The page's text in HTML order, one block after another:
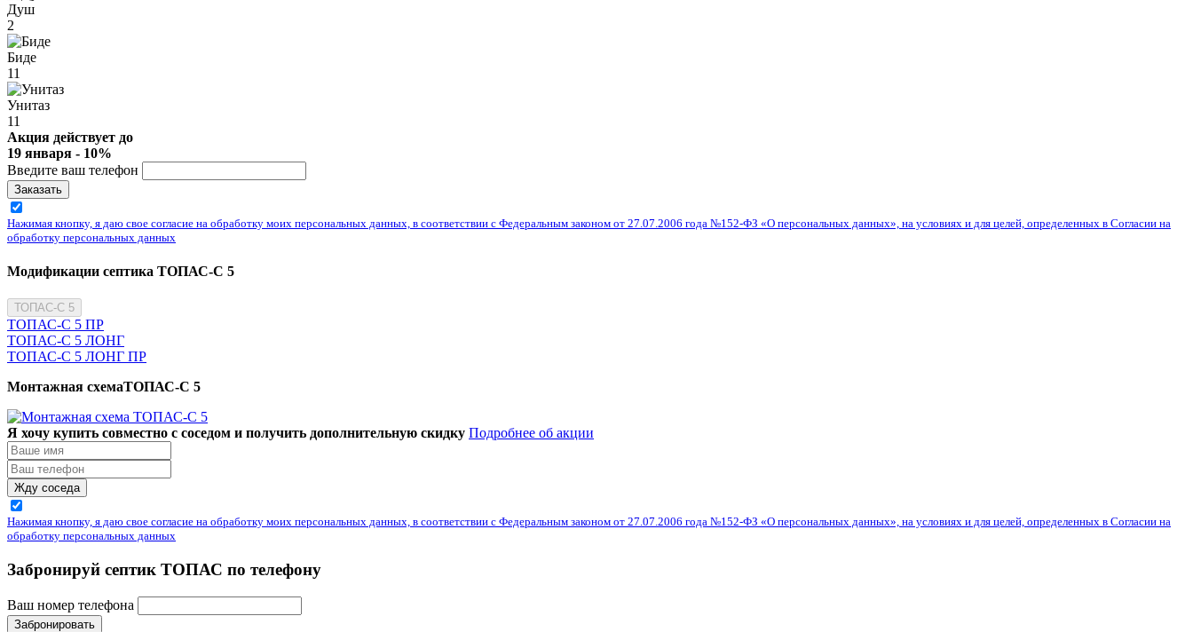
Душ
2
Биде
11
Унитаз
11
Акция действует до
19 января - 10%
Введите ваш телефон
Заказать
Нажимая кнопку, я даю свое согласие на обработку моих персональных данных, в соответствии с Федеральным законом от 27.07.2006 года №152-ФЗ «О персональных данных», на условиях и для целей, определенных в Согласии на
обработку персональных данных
Модификации септика ТОПАС-С 5
ТОПАС-С 5
ТОПАС-С 5 ПР
ТОПАС-С 5 ЛОНГ
ТОПАС-С 5 ЛОНГ ПР
Монтажная схемаТОПАС-С 5
Я хочу купить совместно с соседом и получить дополнительную скидку Подробнее об акции
Жду соседа
Нажимая кнопку, я даю свое согласие на обработку моих персональных данных, в соответствии с Федеральным законом от 27.07.2006 года №152-ФЗ «О персональных данных», на условиях и для целей, определенных в Согласии на
обработку персональных данных
Забронируй септик ТОПАС по телефону
Ваш номер телефона
Забронировать